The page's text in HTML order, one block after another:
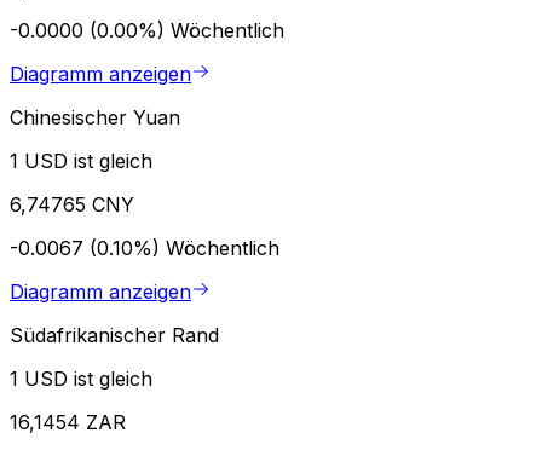
-0.0000 (0.00%) Wöchentlich
Diagramm anzeigen
Chinesischer Yuan
1 USD ist gleich
6,74765 CNY
-0.0067 (0.10%) Wöchentlich
Diagramm anzeigen
Südafrikanischer Rand
1 USD ist gleich
16,1454 ZAR